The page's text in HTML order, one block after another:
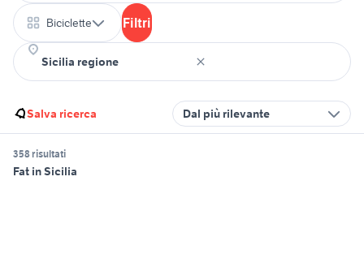
Biciclette Filtri
Salva ricerca Dal più rilevante
358 risultati
Fat in Sicilia